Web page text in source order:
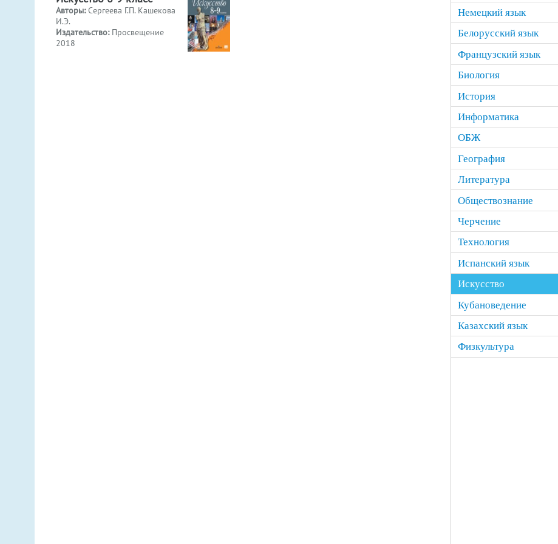
Авторы:Сергеева Г.П. Кашекова
И.Э.
Издательство: Просвещение
2018
Немецкий язык
Белорусский язык
Французский язык
Биология
История
Информатика
ОБЖ
География
Литература
Обществознание
Черчение
Технология
Испанский язык
Искусство
Кубановедение
Казахский язык
Физкультура